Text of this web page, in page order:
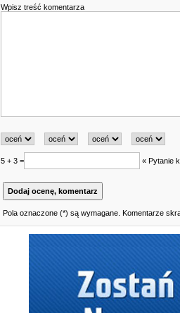
Wpisz treść komentarza
5 + 3 = « Pytanie
Pola oznaczone (*) są wymagane. Komentarze